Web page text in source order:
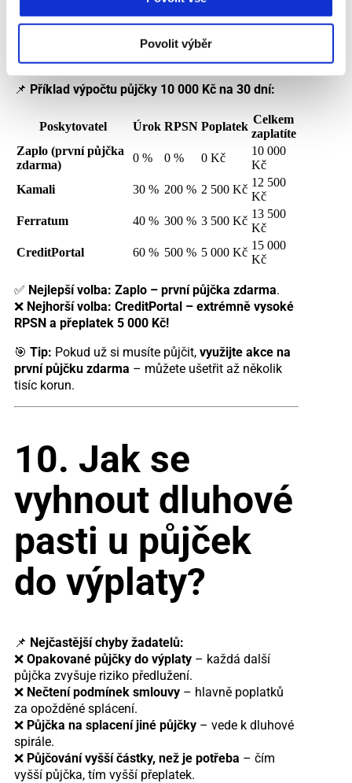
Povolit výběr
výplaty?
📌 Příklad výpočtu půjčky 10 000 Kč na 30 dní:
Poskytovatel Úrok RPSN Poplatek
Celkem
zaplatíte
Zaplo (první půjčka
zdarma)
0 % 0 % 0 Kč
10 000
Kč
Kamali
30 % 200 % 2 500 Kč
12 500
Kč
Ferratum
40 % 300 % 3 500 Kč
13 500
Kč
CreditPortal
60 % 500 % 5 000 Kč
15 000
Kč
✅ Nejlepší volba: Zaplo – první půjčka zdarma.
❌ Nejhorší volba: CreditPortal – extrémně vysoké
RPSN a přeplatek 5 000 Kč!
🎯 Tip: Pokud už si musíte půjčit, využijte akce na
první půjčku zdarma – můžete ušetřit až několik
tisíc korun.
10. Jak se
vyhnout dluhové
pasti u půjček
do výplaty?
📌 Nejčastější chyby žadatelů:
❌ Opakované půjčky do výplaty– každá další
půjčka zvyšuje riziko předlužení.
❌ Nečtení podmínek smlouvy– hlavně poplatků
za opožděné splácení.
❌ Půjčka na splacení jiné půjčky– vede k dluhové
spirále.
❌ Půjčování vyšší částky, než je potřeba – čím
vyšší půjčka, tím vyšší přeplatek.